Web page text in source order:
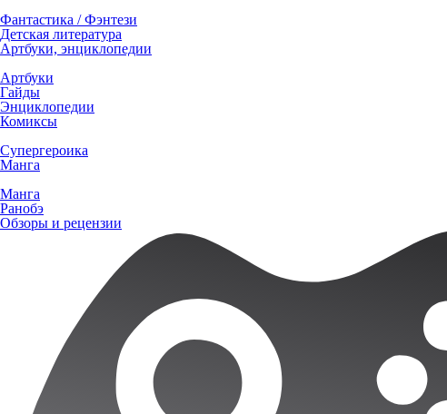
Фантастика / Фэнтези
Детская литература
Артбуки, энциклопедии
Артбуки
Гайды
Энциклопедии
Комиксы
Супергероика
Манга
Манга
Ранобэ
Обзоры и рецензии